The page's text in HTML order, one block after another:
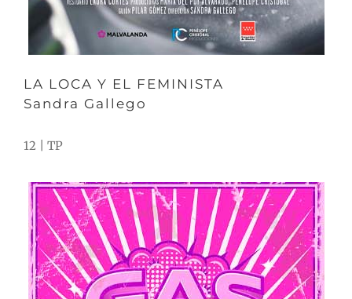
LA LOCA Y EL FEMINISTA
Sandra Gallego
12 | TP